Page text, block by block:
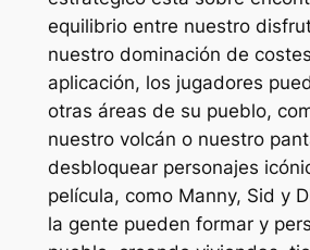
equilibrio entre nuestro
nuestro dominación de
aplicación, ⁤los jugadores
otras áreas de su pueblo,
nuestro volcán ‍o nuestro
desbloquear personajes
película, como Manny, Sid y
la gente pueden formar y‍